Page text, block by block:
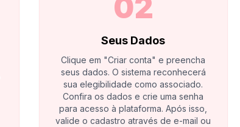
02
Seus Dados
Clique em "Criar conta" e preencha
seus dados. O sistema reconhecerá
sua elegibilidade como associado.
Confira os dados e crie uma senha
para acesso à plataforma. Após isso,
valide o cadastro através de e-mail ou